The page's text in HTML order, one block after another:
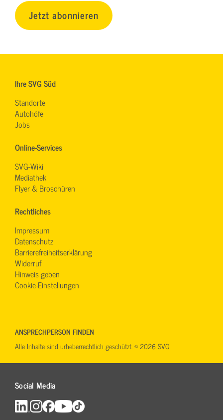
Jetzt abonnieren
Ihre SVG Süd
Standorte
Autohöfe
Jobs
Online-Services
SVG-Wiki
Mediathek
Flyer & Broschüren
Rechtliches
Impressum
Datenschutz
Barrierefreiheitserklärung
Widerruf
Hinweis geben
Cookie-Einstellungen
Social Media
ANSPRECHPERSON FINDEN
Alle Inhalte sind urheberrechtlich geschützt. © 2026 SVG